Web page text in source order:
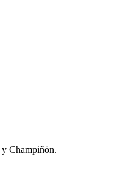
y Champiñón.